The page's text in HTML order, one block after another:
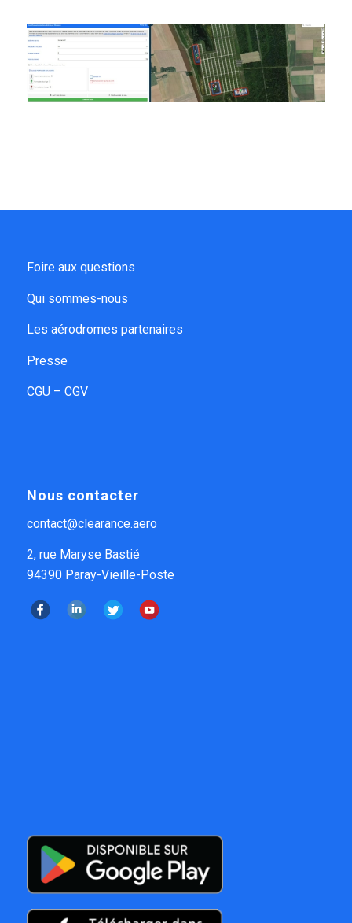
Foire aux questions
Qui sommes-nous
Les aérodromes partenaires
Presse
CGU – CGV
Nous contacter
contact@clearance.aero
2, rue Maryse Bastié
94390 Paray-Vieille-Poste